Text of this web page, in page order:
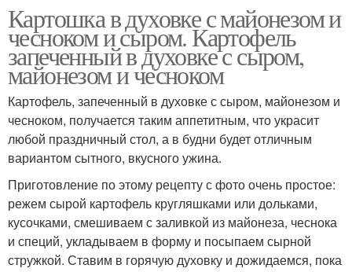
Картошка в духовке с майонезом и
чесноком и сыром. Картофель
запеченный в духовке с сыром,
майонезом и чесноком
Картофель, запеченный в духовке с сыром, майонезом и
чесноком, получается таким аппетитным, что украсит
любой праздничный стол, а в будни будет отличным
вариантом сытного, вкусного ужина.
Приготовление по этому рецепту с фото очень простое:
режем сырой картофель кругляшками или дольками,
кусочками, смешиваем с заливкой из майонеза, чеснока
и специй, укладываем в форму и посыпаем сырной
стружкой. Ставим в горячую духовку и дожидаемся, пока